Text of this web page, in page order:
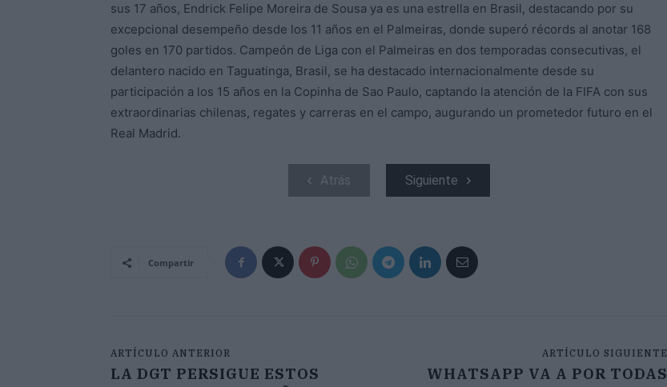
sus 17 años, Endrick Felipe Moreira de Sousa ya es una estrella en Brasil, destacando por su
excepcional desempeño desde los 11 años en el Palmeiras, donde superó récords al anotar 168
goles en 170 partidos. Campeón de Liga con el Palmeiras en dos temporadas consecutivas, el
delantero nacido en Taguatinga, Brasil, se ha destacado internacionalmente desde su
participación a los 15 años en la Copinha de Sao Paulo, captando la atención de la FIFA con sus
extraordinarias chilenas, regates y carreras en el campo, augurando un prometedor futuro en el
Real Madrid.
Atrás Siguiente
Compartir
ARTÍCULO ANTERIOR
LA DGT PERSIGUE ESTOS
ARTÍCULO SIGUIENTE
WHATSAPP VA A POR TODAS